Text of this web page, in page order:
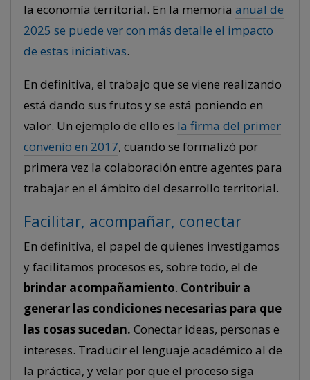
la economía territorial. En la memoria anual de
2025 se puede ver con más detalle el impacto
de estas iniciativas.
En definitiva, el trabajo que se viene realizando
está dando sus frutos y se está poniendo en
valor. Un ejemplo de ello es la firma del primer
convenio en 2017, cuando se formalizó por
primera vez la colaboración entre agentes para
trabajar en el ámbito del desarrollo territorial.
Facilitar, acompañar, conectar
En definitiva, el papel de quienes investigamos
y facilitamos procesos es, sobre todo, el de
brindar acompañamiento. Contribuir a
generar las condiciones necesarias para que
las cosas sucedan. Conectar ideas, personas e
intereses. Traducir el lenguaje académico al de
la práctica, y velar por que el proceso siga